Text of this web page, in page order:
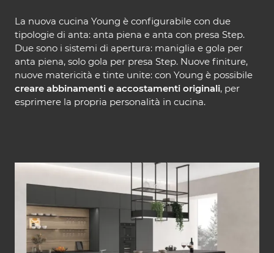
La nuova cucina Young è configurabile con due
tipologie di anta: anta piena e anta con presa Step.
Due sono i sistemi di apertura: maniglia e gola per
anta piena, solo gola per presa Step. Nuove finiture,
nuove matericità e tinte unite: con Young è possibile
creare abbinamenti e accostamenti originali, per
esprimere la propria personalità in cucina.